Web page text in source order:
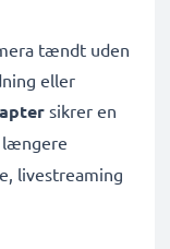
tændt uden
eller
sikrer en
længere
livestreaming